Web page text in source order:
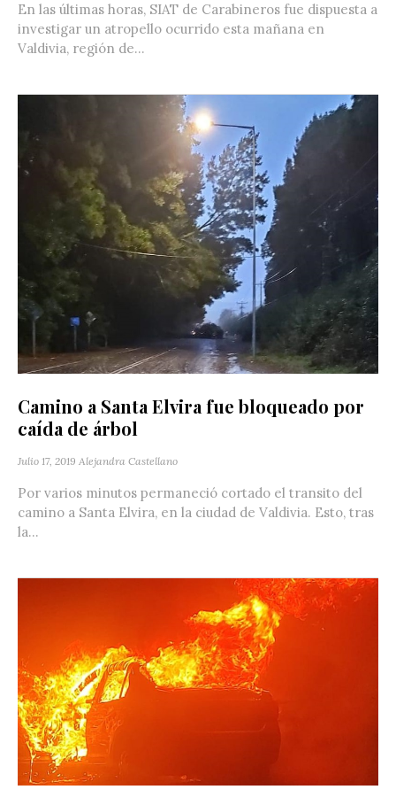
En las últimas horas, SIAT de Carabineros fue dispuesta a
investigar un atropello ocurrido esta mañana en
Valdivia, región de...
Camino a Santa Elvira fue bloqueado por
caída de árbol
Julio 17, 2019 Alejandra Castellano
Por varios minutos permaneció cortado el transito del
camino a Santa Elvira, en la ciudad de Valdivia. Esto, tras
la...